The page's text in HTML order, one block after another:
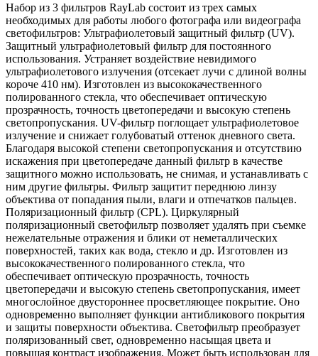
Набор из 3 фильтров RayLab состоит из трех самых
необходимых для работы любого фотографа или видеографа
светофильтров: Ультрафиолетовый защитный фильтр (UV).
Защитный ультрафиолетовый фильтр для постоянного
использования. Устраняет воздействие невидимого
ультрафиолетового излучения (отсекает лучи с длиной волны
короче 410 нм). Изготовлен из высококачественного
полированного стекла, что обеспечивает оптическую
прозрачность, точность цветопередачи и высокую степень
светопропускания. UV-фильтр поглощает ультрафиолетовое
излучение и снижает голубоватый оттенок дневного света.
Благодаря высокой степени светопропускания и отсутствию
искажения при цветопередаче данный фильтр в качестве
защитного можно использовать, не снимая, и устанавливать с
ним другие фильтры. Фильтр защитит переднюю линзу
объектива от попадания пыли, влаги и отпечатков пальцев.
Поляризационный фильтр (CPL). Циркулярный
поляризационный светофильтр позволяет удалять при съемке
нежелательные отражения и блики от неметаллических
поверхностей, таких как вода, стекло и др. Изготовлен из
высококачественного полированного стекла, что
обеспечивает оптическую прозрачность, точность
цветопередачи и высокую степень светопропускания, имеет
многослойное двустороннее просветляющее покрытие. Оно
одновременно выполняет функции антибликового покрытия
и защиты поверхности объектива. Светофильтр преобразует
поляризованный свет, одновременно насыщая цвета и
повышая контраст изображения. Может быть использован для